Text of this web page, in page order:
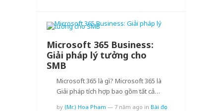
Microsoft 365 Business:
Giải pháp lý tưởng cho
SMB
Microsoft 365 là gì? Microsoft 365 là
Giải pháp tích hợp bao gồm tất cả…
by (Mr.) Hoa Pham — 7 năm ago in Bài đọc